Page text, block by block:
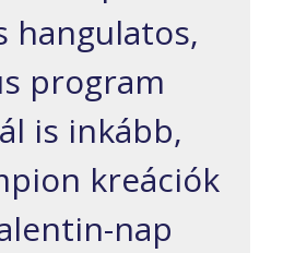
hangulatos,
program
is inkább,
kreációk
nap